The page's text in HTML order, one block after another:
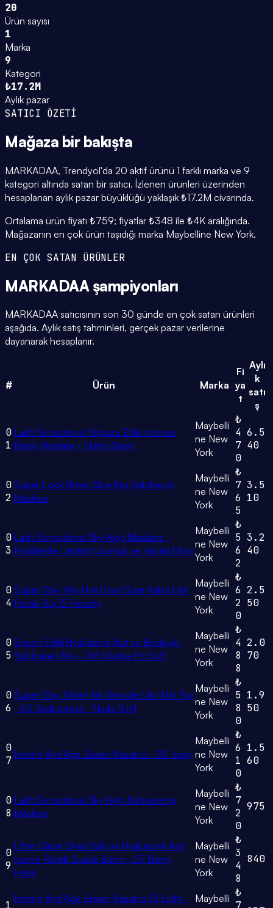
20
Ürün sayısı
1
Marka
9
Kategori
₺17.2M
Aylık pazar
SATICI ÖZETİ
Mağaza bir bakışta
MARKADAA, Trendyol'da 20 aktif ürünü 1 farklı marka ve 9
kategori altında satan bir satıcı. İzlenen ürünleri üzerinden
hesaplanan aylık pazar büyüklüğü yaklaşık ₺17.2M civarında.
Ortalama ürün fiyatı ₺759; fiyatlar ₺348 ile ₺4K aralığında.
Mağazanın en çok ürün taşıdığı marka Maybelline New York.
EN ÇOK SATAN ÜRÜNLER
MARKADAA şampiyonları
MARKADAA satıcısının son 30 günde en çok satan ürünleri
aşağıda. Aylık satış tahminleri, gerçek pazar verilerine
dayanarak hesaplanır.
# Ürün Marka
Fi
ya
t
Aylı
k
satı
ş
0
1
Lash Sensational Yelpaze Etkili Intense
Black Maskara - Ekstra Siyah
Maybelli
ne New
York
₺
4
7
0
6.5
40
0
2
Super Lock Brow Glue Kaş Sabitleyici
Maskara
Maybelli
ne New
York
₺
7
6
5
3.5
10
0
3
Lash Sensational Sky High Maskara -
Kirpiklerde Limitsiz Uzunluk ve Hacim Etkisi
Maybelli
ne New
York
₺
5
6
2
3.2
40
0
4
Super Stay Vinyl Ink Uzun Süre Kalıcı Likit
Parlak Ruj 15 Peachy
Maybelli
ne New
York
₺
6
2
0
2.5
50
0
5
Serum Etkili Hyalüronik Asit ve Besleyici
Yağ İçeren Ruj - 106 Maybe It's Soft
Maybelli
ne New
York
₺
4
8
8
2.0
70
0
6
Super Stay Matte Ink Unnude Likit Mat Ruj
- 65 Seductress - Nude 5 ml
Maybelli
ne New
York
₺
5
8
0
1.9
50
0
7 Instant Anti Age Eraser Kapatıcı - 00 Ivory
Maybelli
ne New
York
₺
6
1
0
1.5
60
0
8
Lash Sensational Sky High Kahverengi
Maskara
Maybelli
ne New
York
₺
7
2
0
975
0
9
Lifter Glaze Shea Yağı ve Hyalüronik Asit
İçeren Renkli Dudak Balmı - 07 Berry
Haze
Maybelli
ne New
York
₺
3
4
8
840
Instant Anti Age Eraser Kapatıcı 01 Light - Maybelli ₺